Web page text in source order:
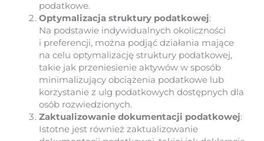
podatkowe.
Optymalizacja struktury podatkowej:
Na podstawie indywidualnych okoliczności
i preferencji, można podjąć działania mające
na celu optymalizację struktury podatkowej,
takie jak przeniesienie aktywów w sposób
minimalizujący obciążenia podatkowe lub
korzystanie z ulg podatkowych dostępnych dla
osób rozwiedzionych.
Zaktualizowanie dokumentacji podatkowej:
Istotne jest również zaktualizowanie